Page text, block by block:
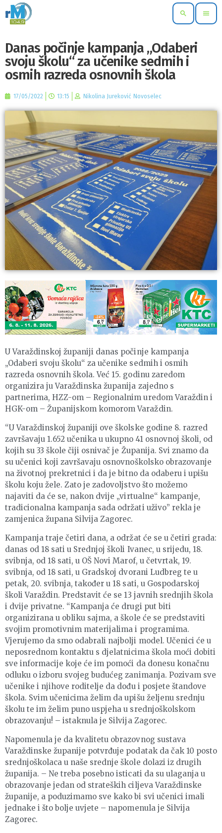
search menu
Danas počinje kampanja „Odaberi
svoju školu“ za učenike sedmih i
osmih razreda osnovnih škola
17/05/2022 13:15 Nikolina Jureković Novoselec
U Varaždinskoj županiji danas počinje kampanja
„Odaberi svoju školu“ za učenike sedmih i osmih
razreda osnovnih škola. Već 15. godinu zaredom
organizira ju Varaždinska županija zajedno s
partnerima, HZZ-om – Regionalnim uredom Varaždin i
HGK-om – Županijskom komorom Varaždin.
“U Varaždinskoj županiji ove školske godine 8. razred
završavaju 1.652 učenika u ukupno 41 osnovnoj školi, od
kojih su 33 škole čiji osnivač je Županija. Svi znamo da
su učenici koji završavaju osnovnoškolsko obrazovanje
na životnoj prekretnici i da je bitno da odaberu i upišu
školu koju žele. Zato je zadovoljstvo što možemo
najaviti da će se, nakon dvije „virtualne“ kampanje,
tradicionalna kampanja sada održati uživo” rekla je
zamjenica župana Silvija Zagorec.
Kampanja traje četiri dana, a održat će se u četiri grada:
danas od 18 sati u Srednjoj školi Ivanec, u srijedu, 18.
svibnja, od 18 sati, u OŠ Novi Marof, u četvrtak, 19.
svibnja, od 18 sati, u Gradskoj dvorani Ludbreg te u
petak, 20. svibnja, također u 18 sati, u Gospodarskoj
školi Varaždin. Predstavit će se 13 javnih srednjih škola
i dvije privatne. “Kampanja će drugi put biti
organizirana u obliku sajma, a škole će se predstaviti
svojim promotivnim materijalima i programima.
Vjerujemo da smo odabrali najbolji model. Učenici će u
neposrednom kontaktu s djelatnicima škola moći dobiti
sve informacije koje će im pomoći da donesu konačnu
odluku o izboru svojeg budućeg zanimanja. Pozivam sve
učenike i njihove roditelje da dođu i posjete štandove
škola. Svim učenicima želim da upišu željenu srednju
školu te im želim puno uspjeha u srednjoškolskom
obrazovanju! – istaknula je Silvija Zagorec.
Napomenula je da kvalitetu obrazovnog sustava
Varaždinske županije potvrđuje podatak da čak 10 posto
srednjoškolaca u naše srednje škole dolazi iz drugih
županija. – Ne treba posebno isticati da su ulaganja u
obrazovanje jedan od strateških ciljeva Varaždinske
županije, a poduzimamo sve kako bi svi učenici imali
jednake i što bolje uvjete – napomenula je Silvija
Zagorec.